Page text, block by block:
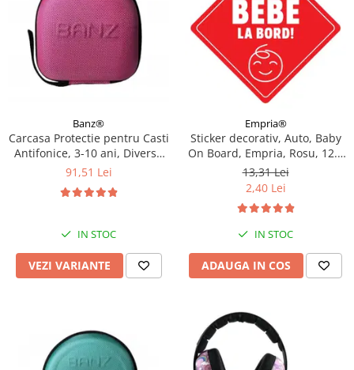
Banz®
Carcasa Protectie pentru Casti
Antifonice, 3-10 ani, Diverse
culori
91,51 Lei
IN STOC
VEZI VARIANTE
Empria®
Sticker decorativ, Auto, Baby
On Board, Empria, Rosu, 12.5
x 12.5 cm
13,31 Lei
2,40 Lei
IN STOC
ADAUGA IN COS